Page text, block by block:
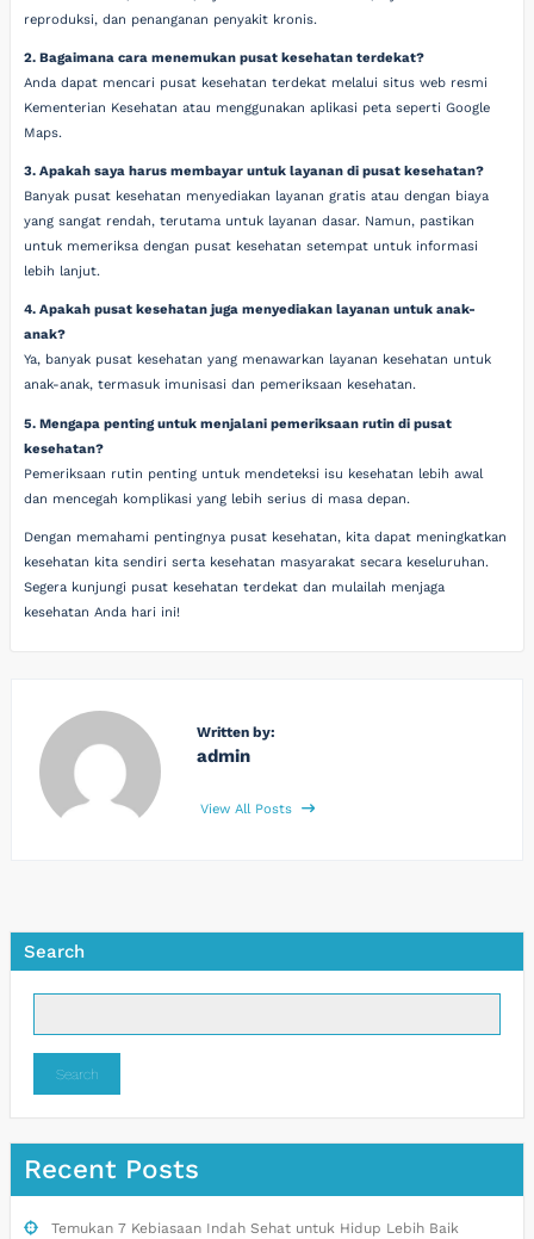
reproduksi, dan penanganan penyakit kronis.
2. Bagaimana cara menemukan pusat kesehatan terdekat?
Anda dapat mencari pusat kesehatan terdekat melalui situs web resmi
Kementerian Kesehatan atau menggunakan aplikasi peta seperti Google
Maps.
3. Apakah saya harus membayar untuk layanan di pusat kesehatan?
Banyak pusat kesehatan menyediakan layanan gratis atau dengan biaya
yang sangat rendah, terutama untuk layanan dasar. Namun, pastikan
untuk memeriksa dengan pusat kesehatan setempat untuk informasi
lebih lanjut.
4. Apakah pusat kesehatan juga menyediakan layanan untuk anak-
anak?
Ya, banyak pusat kesehatan yang menawarkan layanan kesehatan untuk
anak-anak, termasuk imunisasi dan pemeriksaan kesehatan.
5. Mengapa penting untuk menjalani pemeriksaan rutin di pusat
kesehatan?
Pemeriksaan rutin penting untuk mendeteksi isu kesehatan lebih awal
dan mencegah komplikasi yang lebih serius di masa depan.
Dengan memahami pentingnya pusat kesehatan, kita dapat meningkatkan
kesehatan kita sendiri serta kesehatan masyarakat secara keseluruhan.
Segera kunjungi pusat kesehatan terdekat dan mulailah menjaga
kesehatan Anda hari ini!
Written by:
admin
View All Posts
Search
Search
Recent Posts
Temukan 7 Kebiasaan Indah Sehat untuk Hidup Lebih Baik